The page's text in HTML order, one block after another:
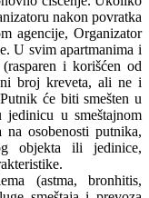
nakon povratka
agencije, Organizator
U svim apartmanima i
i korišćen od
broj kreveta, ali ne i
će biti smešten u
jedinicu u smeštajnom
osobenosti putnika,
objekta ili jedinice,
(astma, bronhitis,